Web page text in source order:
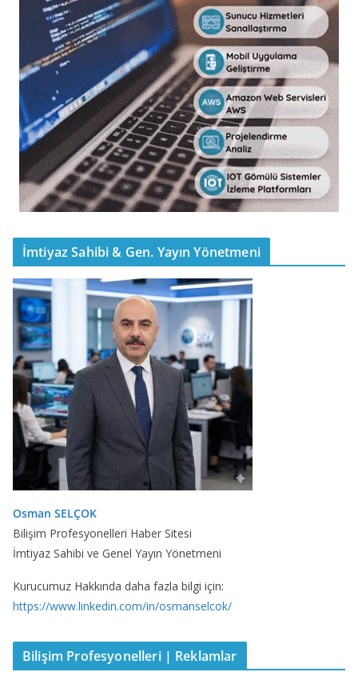
İmtiyaz Sahibi & Gen. Yayın Yönetmeni
Osman SELÇOK
Bilişim Profesyonelleri Haber Sitesi
İmtiyaz Sahibi ve Genel Yayın Yönetmeni
Kurucumuz Hakkında daha fazla bilgi için:
https://www.linkedin.com/in/osmanselcok/
Bilişim Profesyonelleri | Reklamlar